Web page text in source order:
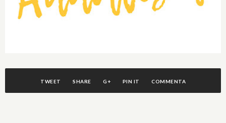
TWEET SHARE G+ PIN IT COMMENTA